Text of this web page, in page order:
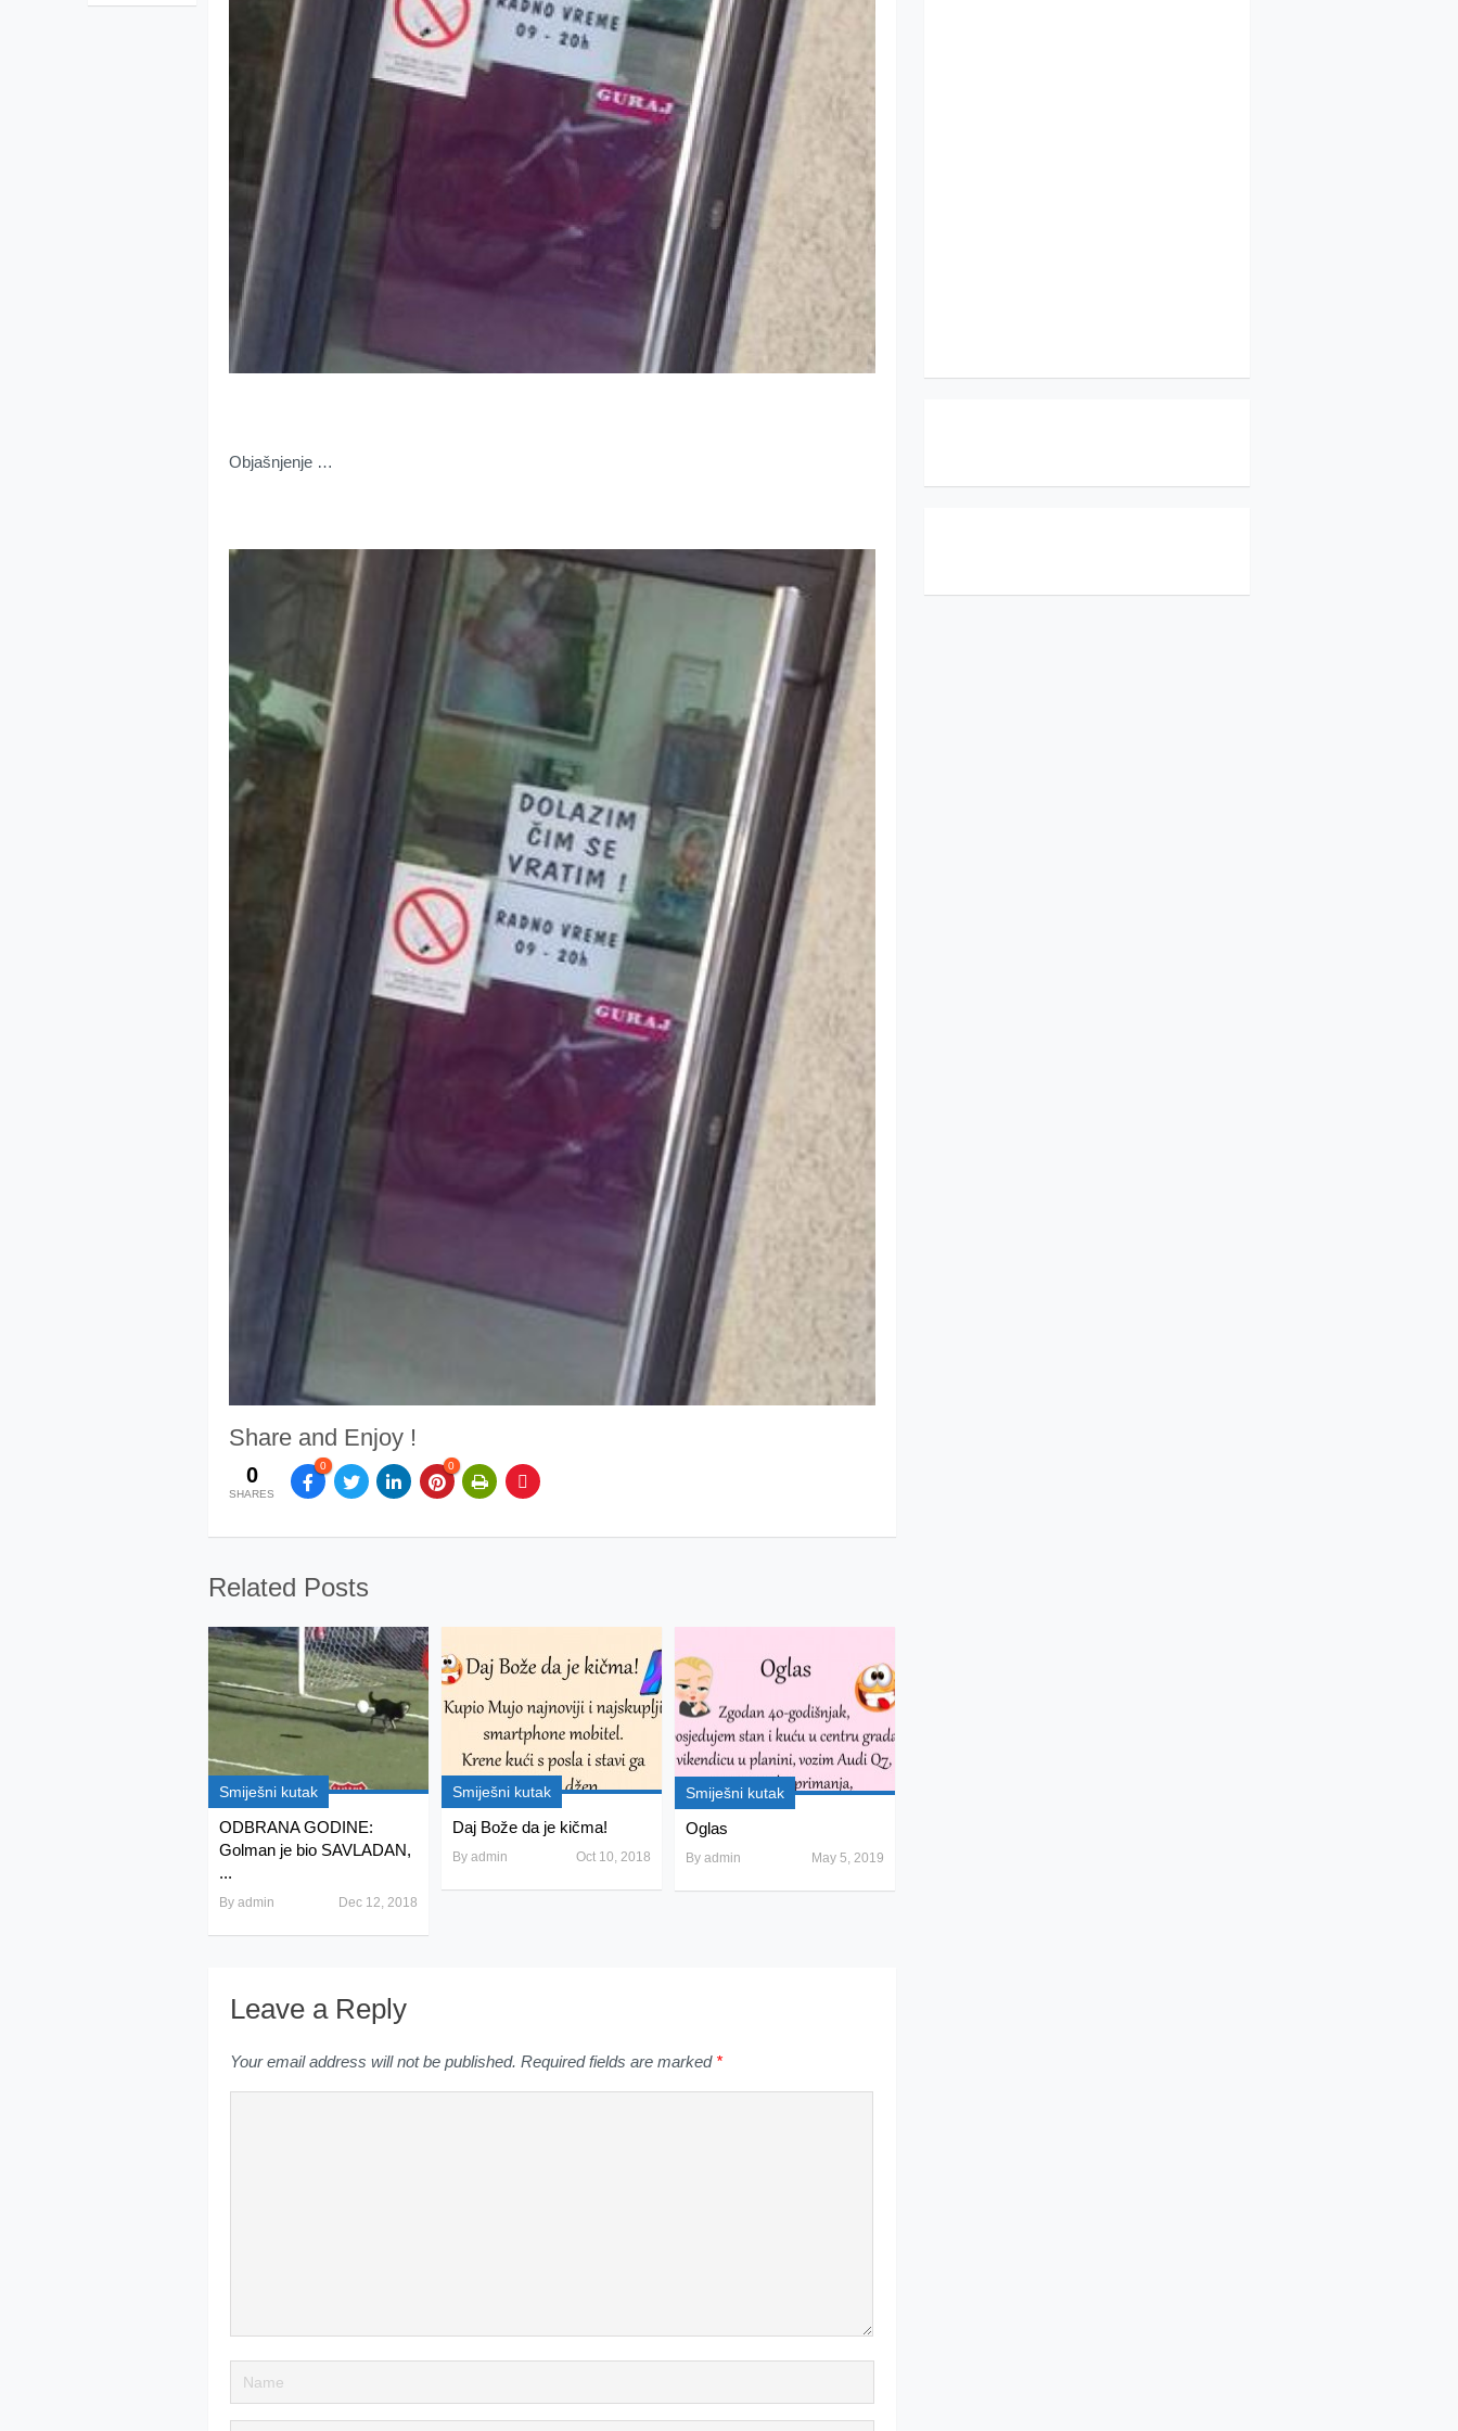
Objašnjenje …
Share and Enjoy !
0
SHARES
0 0
Related Posts
Smiješni kutak
ODBRANA GODINE:
Golman je bio SAVLADAN,
...
By admin Dec 12, 2018
Smiješni kutak
Daj Bože da je kičma!
By admin Oct 10, 2018
Smiješni kutak
Oglas
By admin May 5, 2019
Leave a Reply
Your email address will not be published. Required fields are marked *